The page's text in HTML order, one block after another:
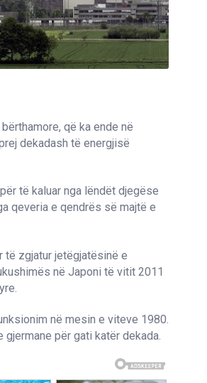
që ka ende në
dekadash të energjisë
të kaluar nga lëndët djegëse
qeveria e qendrës së majtë e
të zgjatur jetëgjatësinë e
në Japoni të vitit 2011
në mesin e viteve 1980.
për gati katër dekada.